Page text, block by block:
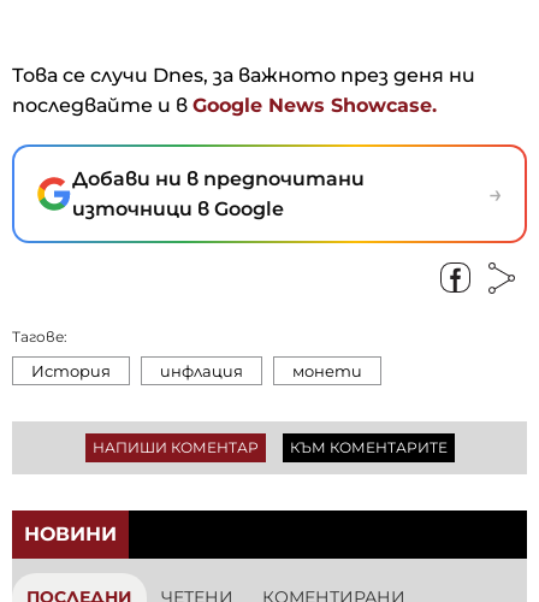
Това се случи Dnes, за важното през деня ни
последвайте и в Google News Showcase.
Добави ни в предпочитани
източници в Google
→
Тагове:
История инфлация монети
НАПИШИ КОМЕНТАР КЪМ КОМЕНТАРИТЕ
НОВИНИ
ПОСЛЕДНИ ЧЕТЕНИ КОМЕНТИРАНИ